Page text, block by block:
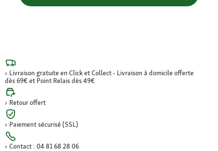
Livraison gratuite en Click et Collect - Livraison à domicile offerte
dès 69€ et Point Relais dès 49€
Retour offert
Paiement sécurisé (SSL)
Contact : 04 81 68 28 06